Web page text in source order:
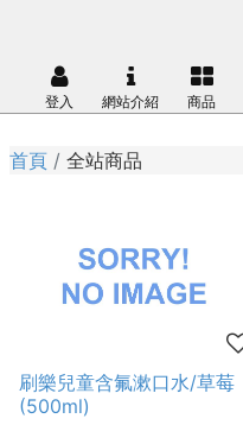
登入 網站介紹 商品
首頁 全站商品
刷樂兒童含氟漱口水/草莓
(500ml)